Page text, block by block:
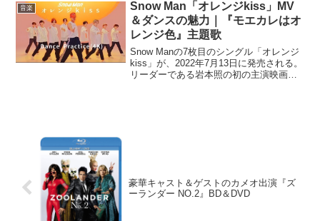
サプライズで公開されたこのMVは、約3
日で4...
音楽
Snow Man「オレンジkiss」MV
＆ダンスの魅力｜『モエカレはオ
レンジ色』主題歌
Snow Manの7枚目のシングル「オレンジ
kiss」が、2022年7月13日に発売される。
リーダーである岩本照の初の主演映画
豪華キャスト＆ゲストのカメオ出演『ズ
ーランダー NO.2』BD＆DVD